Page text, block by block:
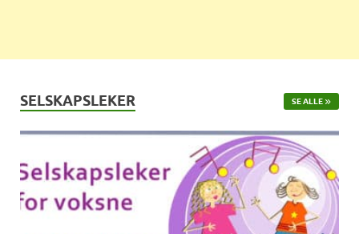
SELSKAPSLEKER SE ALLE